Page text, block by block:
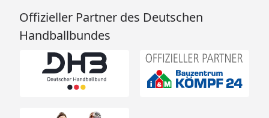
Offizieller Partner des Deutschen
Handballbundes